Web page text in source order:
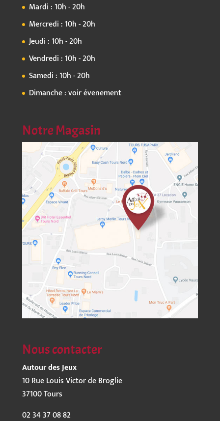
Mardi : 10h - 20h
Mercredi : 10h - 20h
Jeudi : 10h - 20h
Vendredi : 10h - 20h
Samedi : 10h - 20h
Dimanche : voir évenement
Notre Magasin
Nous contacter
Autour des Jeux
10 Rue Louis Victor de Broglie
37100 Tours
02 34 37 08 82